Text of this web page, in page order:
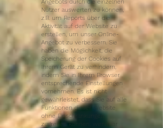
Angebots durch die einzelnen
Nutzer auswerten zu können,
z.B. um Reports über die
Aktivität auf der Website zu
erstellen, um unser Online-
Angebot zu verbessern. Sie
haben die Möglichkeit, die
Speicherung der Cookies auf
Ihrem Gerät zu verhindern,
indem Sie in Ihrem Browser
entsprechende Einstellungen
vornehmen. Es ist nicht
gewährleistet, dass Sie auf alle
Funktionen dieser Website
ohne Einschränkungen
zugreifen können, wenn Ihr